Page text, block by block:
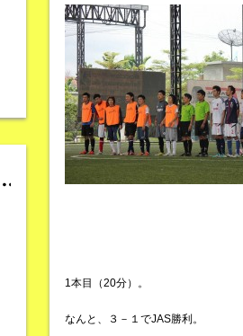
1本目（20分）。
なんと、３－１でJAS勝利。